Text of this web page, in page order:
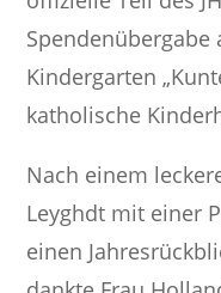
Kindergarten
katholische
Nach einem
Leyghdt mit einer
einen